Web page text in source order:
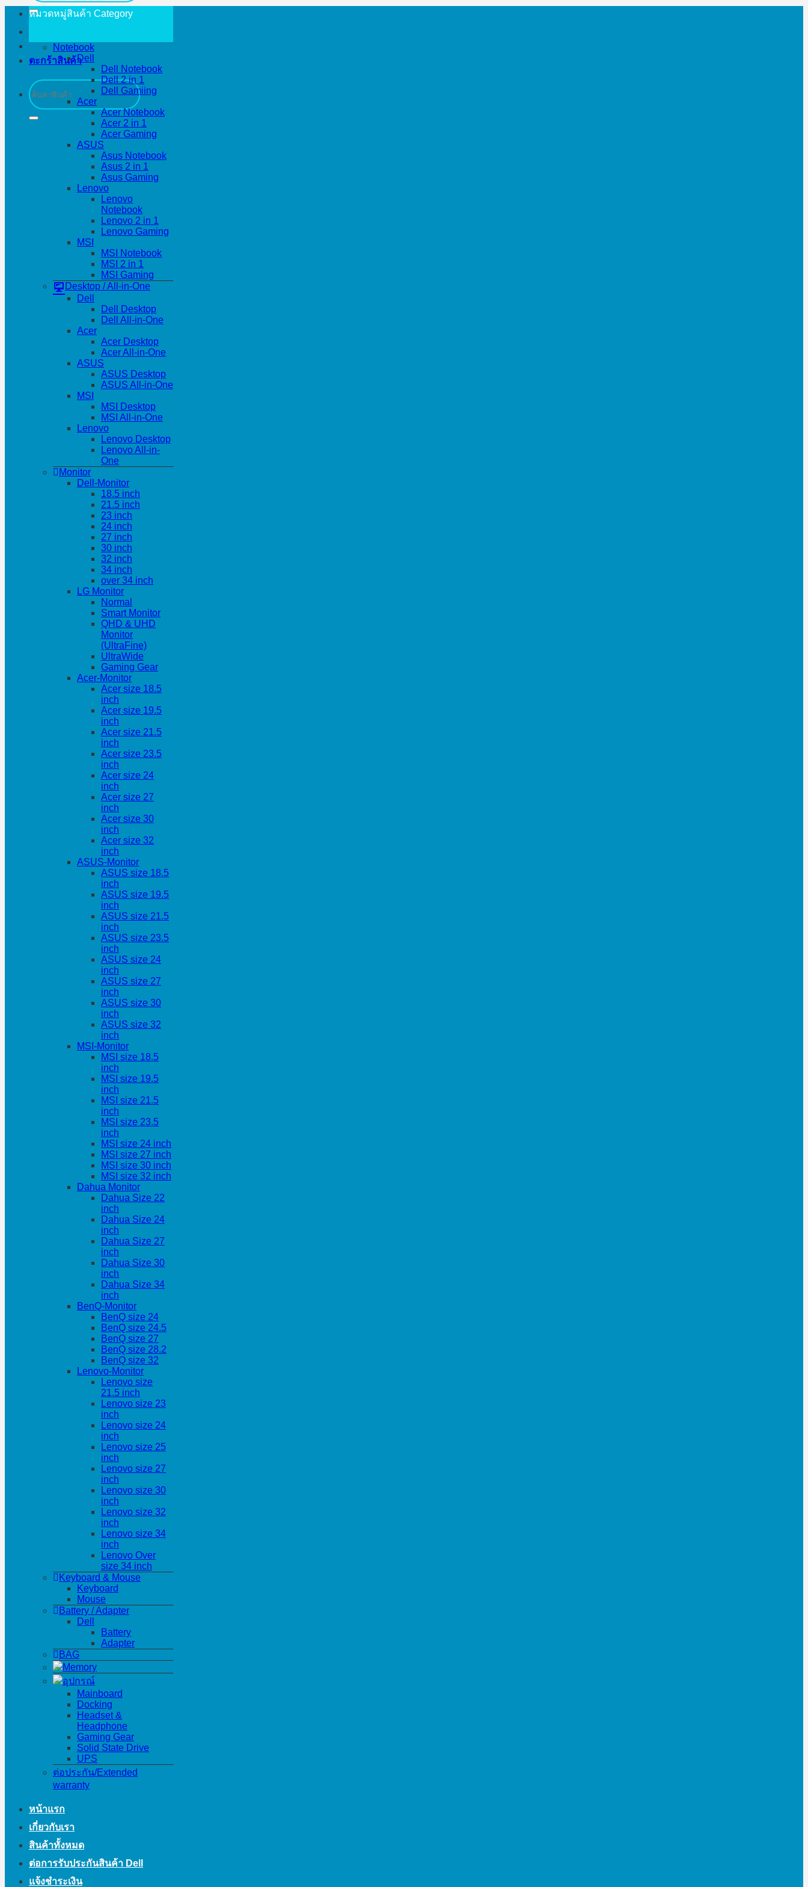
ตะกร้าสินค้า
ค้นหา:
หมวดหมู่สินค้า Category
Notebook
Dell
Dell Notebook
Dell 2 in 1
Dell Gamiing
Acer
Acer Notebook
Acer 2 in 1
Acer Gaming
ASUS
Asus Notebook
Asus 2 in 1
Asus Gaming
Lenovo
Lenovo
Notebook
Lenovo 2 in 1
Lenovo Gaming
MSI
MSI Notebook
MSI 2 in 1
MSI Gaming
Desktop / All-in-One
Dell
Dell Desktop
Dell All-in-One
Acer
Acer Desktop
Acer All-in-One
ASUS
ASUS Desktop
ASUS All-in-One
MSI
MSI Desktop
MSI All-in-One
Lenovo
Lenovo Desktop
Lenovo All-in-
One
Monitor
Dell-Monitor
18.5 inch
21.5 inch
23 inch
24 inch
27 inch
30 inch
32 inch
34 inch
over 34 inch
LG Monitor
Normal
Smart Monitor
QHD & UHD
Monitor
(UltraFine)
UltraWide
Gaming Gear
Acer-Monitor
Acer size 18.5
inch
Acer size 19.5
inch
Acer size 21.5
inch
Acer size 23.5
inch
Acer size 24
inch
Acer size 27
inch
Acer size 30
inch
Acer size 32
inch
ASUS-Monitor
ASUS size 18.5
inch
ASUS size 19.5
inch
ASUS size 21.5
inch
ASUS size 23.5
inch
ASUS size 24
inch
ASUS size 27
inch
ASUS size 30
inch
ASUS size 32
inch
MSI-Monitor
MSI size 18.5
inch
MSI size 19.5
inch
MSI size 21.5
inch
MSI size 23.5
inch
MSI size 24 inch
MSI size 27 inch
MSI size 30 inch
MSI size 32 inch
Dahua Monitor
Dahua Size 22
inch
Dahua Size 24
inch
Dahua Size 27
inch
Dahua Size 30
inch
Dahua Size 34
inch
BenQ-Monitor
BenQ size 24
BenQ size 24.5
BenQ size 27
BenQ size 28.2
BenQ size 32
Lenovo-Monitor
Lenovo size
21.5 inch
Lenovo size 23
inch
Lenovo size 24
inch
Lenovo size 25
inch
Lenovo size 27
inch
Lenovo size 30
inch
Lenovo size 32
inch
Lenovo size 34
inch
Lenovo Over
size 34 inch
Keyboard & Mouse
Keyboard
Mouse
Battery / Adapter
Dell
Battery
Adapter
BAG
Memory
อุปกรณ์
Mainboard
Docking
Headset &
Headphone
Gaming Gear
Solid State Drive
UPS
ต่อประกัน/Extended
warranty
หน้าแรก
เกี่ยวกับเรา
สินค้าทั้งหมด
ต่อการรับประกันสินค้า Dell
แจ้งชำระเงิน